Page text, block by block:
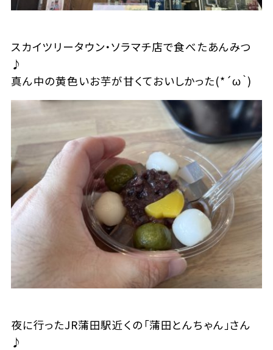
スカイツリータウン・ソラマチ店で食べたあんみつ
♪
真ん中の黄色いお芋が甘くておいしかった(*´ω｀)
夜に行ったJR蒲田駅近くの「蒲田とんちゃん」さん
♪